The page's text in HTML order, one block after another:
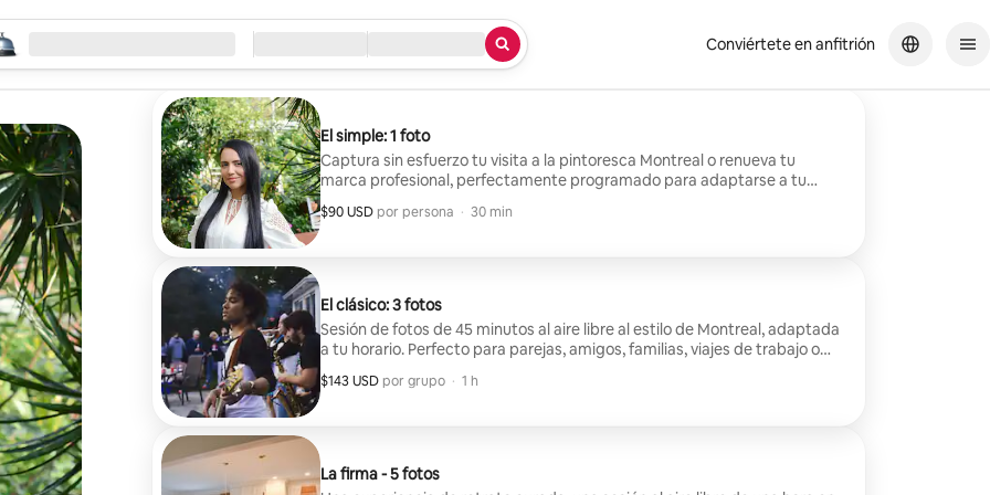
la búsqueda Llegada / Salida Conviértete en anfitrión
El simple: 1 foto
Captura sin esfuerzo tu visita a la pintoresca Montreal o renueva tu
marca profesional, perfectamente programado para adaptarse a tu
$90 USD por persona
$90 USD por huésped
, · 30 min
El clásico: 3 fotos
Sesión de fotos de 45 minutos al aire libre al estilo de Montreal, adaptada
a tu horario. Perfecto para parejas, amigos, familias, viajes de trabajo o
$143 USD por grupo
$143 USD por grupo
, · 1 h
La firma - 5 fotos